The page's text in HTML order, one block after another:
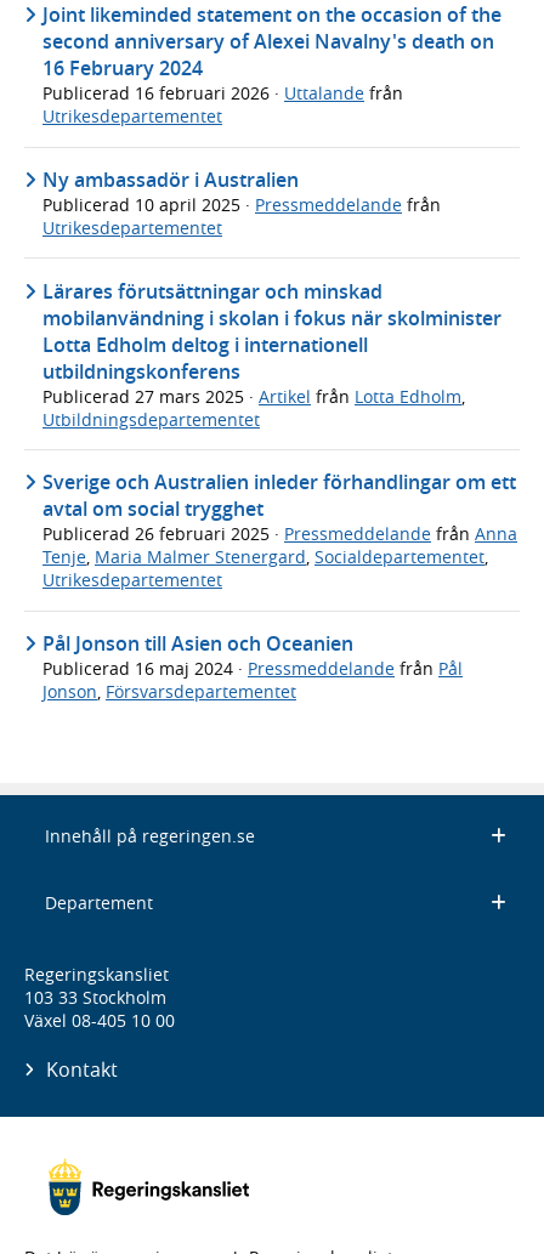
Joint likeminded statement on the occasion of the
second anniversary of Alexei Navalny's death on
16 February 2024
Publicerad 16 februari 2026 · Uttalande från
Utrikesdepartementet
Ny ambassadör i Australien
Publicerad 10 april 2025 · Pressmeddelande från
Utrikesdepartementet
Lärares förutsättningar och minskad
mobilanvändning i skolan i fokus när skolminister
Lotta Edholm deltog i internationell
utbildningskonferens
Publicerad 27 mars 2025 · Artikel från Lotta Edholm
Utbildningsdepartementet
Sverige och Australien inleder förhandlingar om ett
avtal om social trygghet
Publicerad 26 februari 2025 · Pressmeddelande från Anna
Tenje, Maria Malmer Stenergard, Socialdepartementet,
Utrikesdepartementet
Pål Jonson till Asien och Oceanien
Publicerad 16 maj 2024 · Pressmeddelande från Pål
Jonson, Försvarsdepartementet
Innehåll på regeringen.se
Departement
Regeringskansliet
103 33 Stockholm
Växel 08-405 10 00
Kontakt